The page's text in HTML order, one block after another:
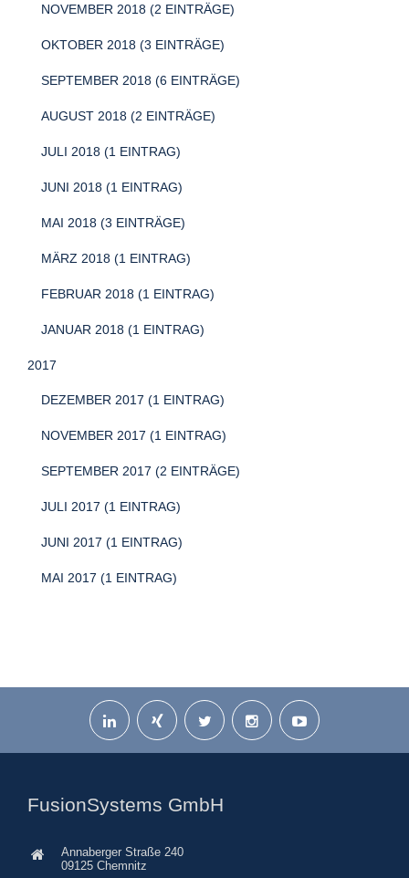
NOVEMBER 2018 (2 EINTRÄGE)
OKTOBER 2018 (3 EINTRÄGE)
SEPTEMBER 2018 (6 EINTRÄGE)
AUGUST 2018 (2 EINTRÄGE)
JULI 2018 (1 EINTRAG)
JUNI 2018 (1 EINTRAG)
MAI 2018 (3 EINTRÄGE)
MÄRZ 2018 (1 EINTRAG)
FEBRUAR 2018 (1 EINTRAG)
JANUAR 2018 (1 EINTRAG)
2017
DEZEMBER 2017 (1 EINTRAG)
NOVEMBER 2017 (1 EINTRAG)
SEPTEMBER 2017 (2 EINTRÄGE)
JULI 2017 (1 EINTRAG)
JUNI 2017 (1 EINTRAG)
MAI 2017 (1 EINTRAG)
FusionSystems GmbH
Annaberger Straße 240
09125 Chemnitz